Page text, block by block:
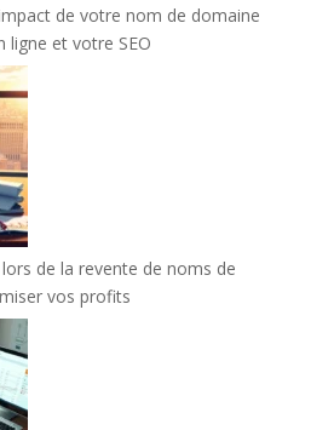
de votre nom de domaine
ligne et votre SEO
de la revente de noms de
vos profits